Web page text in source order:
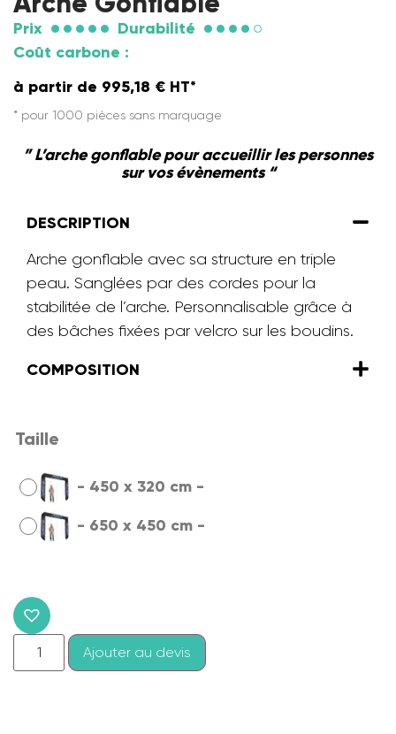
Prix
Durabilité
Coût carbone :
à partir de 995,18 € HT*
* pour 1000 pièces sans marquage
” L’arche gonflable pour accueillir les personnes
sur vos évènements “
DESCRIPTION
Arche gonflable avec sa structure en triple
peau. Sanglées par des cordes pour la
stabilitée de l’arche. Personnalisable grâce à
des bâches fixées par velcro sur les boudins.
COMPOSITION
Taille
- 450 x 320 cm -
- 650 x 450 cm -
Ajouter au devis